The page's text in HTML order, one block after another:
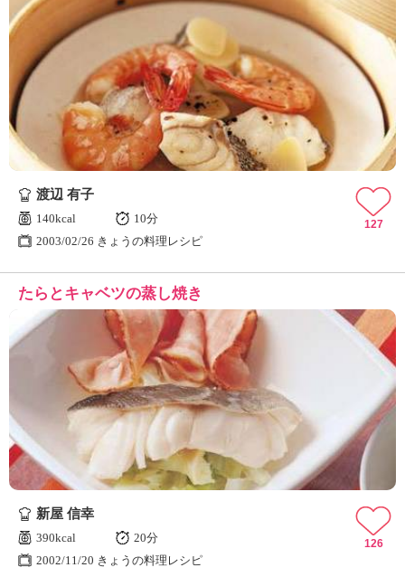
渡辺 有子
140kcal
10分
2003/02/26 きょうの料理レシピ
127
たらとキャベツの蒸し焼き
新屋 信幸
390kcal
20分
2002/11/20 きょうの料理レシピ
126